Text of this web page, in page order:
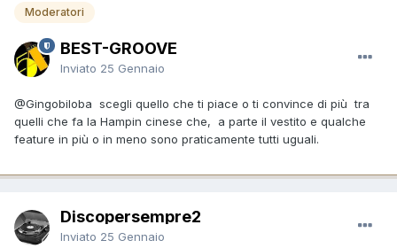
Moderatori
BEST-GROOVE
Inviato 25 Gennaio
@Gingobiloba scegli quello che ti piace o ti convince di più tra
quelli che fa la Hampin cinese che, a parte il vestito e qualche
feature in più o in meno sono praticamente tutti uguali.
Discopersempre2
Inviato 25 Gennaio